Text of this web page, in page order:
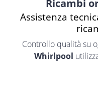
Ricambi
Assistenza
Controllo qualità su
Whirlpool